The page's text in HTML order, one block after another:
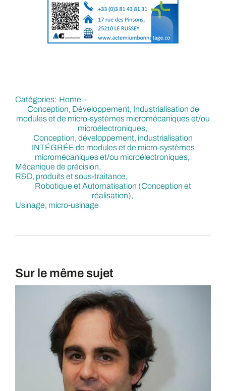
Catégories: Home
Conception, Développement, Industrialisation de
modules et de micro-systèmes micromécaniques et/ou
microélectroniques
Conception, développement, industrialisation
INTÉGRÉE de modules et de micro-systèmes
micromécaniques et/ou microélectroniques
Mécanique de précision
R&D, produits et sous-traitance
Robotique et Automatisation (Conception et
réalisation)
Usinage, micro-usinage
Sur le même sujet